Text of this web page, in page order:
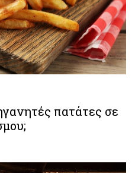
πατάτες σε